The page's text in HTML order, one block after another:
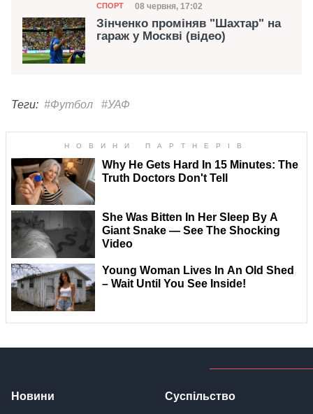
Категорія
СПОРТ Дата публікації
08 червня, 17:02
Зінченко проміняв "Шахтар" на
гараж у Москві (відео)
Теги: #Футбол #УАФ
Новини Суспільство